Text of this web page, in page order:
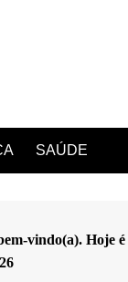
SAÚDE
vindo(a). Hoje é